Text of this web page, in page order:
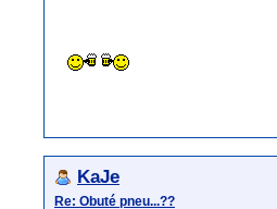
KaJe
Re: Obuté pneu...??